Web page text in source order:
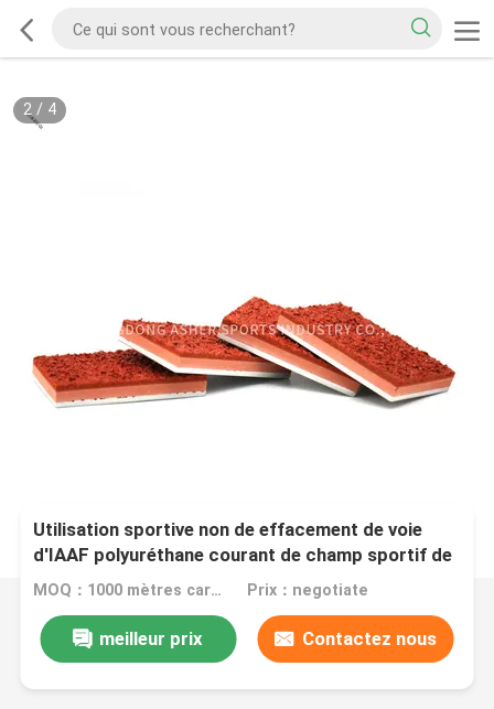
2/ 4
Utilisation sportive non de effacement de voie
d'IAAF polyuréthane courant de champ sportif de
plein
MOQ：1000 mètres carrés Prix：negotiate
meilleur prix Contactez nous